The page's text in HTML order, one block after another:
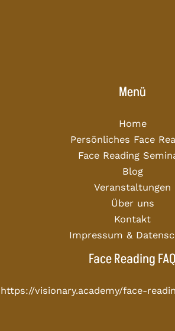
Menü
Home
Persönliches Face
Face Reading
Blog
Veranstaltungen
Über uns
Kontakt
Impressum &
Face Reading FAQ
https://visionary.academy/face-